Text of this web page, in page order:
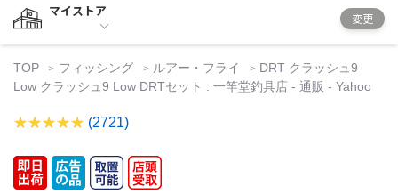
マイストア
変更
TOP フィッシング ルアー・フライ
DRT クラッシュ9
Low クラッシュ9 Low DRTセット : 一竿堂釣具店 - 通販 - Yahoo
(2721)